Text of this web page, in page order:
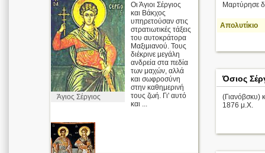
Άγιος Σέργιος
Οι Άγιοι Σέργιος
και Βάκχος
υπηρετούσαν στις
στρατιωτικές τάξεις
του αυτοκράτορα
Μαξιμιανού. Τους
διέκρινε μεγάλη
ανδρεία στα πεδία
των μαχών, αλλά
και σωφροσύνη
στην καθημερινή
τους ζωή. Γι' αυτό
και ...
Μαρτύρησε
Απολυτίκιο
Όσιος
(Γιανόβσκυ)
1876 μ.Χ.